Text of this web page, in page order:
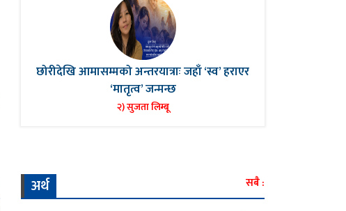
छोरीदेखि आमासम्मको अन्तरयात्राः जहाँ ‘स्व’ हराएर
‘मातृत्व’ जन्मन्छ
२) सुजता लिम्बू
अर्थ सबै :